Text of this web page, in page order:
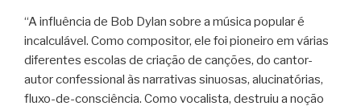
“A influência de Bob Dylan sobre a música popular é
incalculável. Como compositor, ele foi pioneiro em várias
diferentes escolas de criação de canções, do cantor-
autor confessional às narrativas sinuosas, alucinatórias,
fluxo-de-consciência. Como vocalista, destruiu a noção